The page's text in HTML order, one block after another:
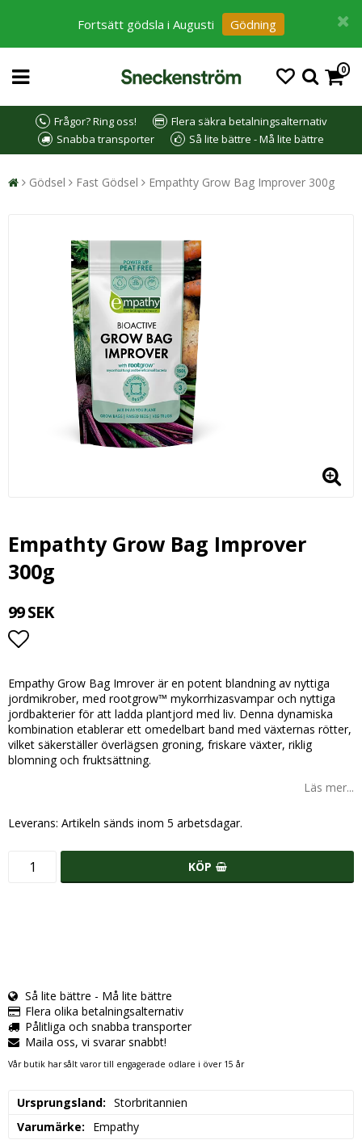
Fortsätt gödsla i Augusti Gödning
0
Frågor? Ring oss!
Flera säkra betalningsalternativ
Snabba transporter
Så lite bättre - Må lite bättre
Gödsel Fast Gödsel Empathty Grow Bag Improver 300g
Empathty Grow Bag Improver
300g
99 SEK
Empathy Grow Bag Imrover är en potent blandning av nyttiga
jordmikrober, med rootgrow™ mykorrhizasvampar och nyttiga
jordbakterier för att ladda plantjord med liv. Denna dynamiska
kombination etablerar ett omedelbart band med växternas rötter,
vilket säkerställer överlägsen groning, friskare växter, riklig
blomning och fruktsättning.
Läs mer...
Leverans: Artikeln sänds inom 5 arbetsdagar.
KÖP
Så lite bättre - Må lite bättre
Flera olika betalningsalternativ
Pålitliga och snabba transporter
Maila oss, vi svarar snabbt!
Vår butik har sålt varor till engagerade odlare i över 15 år
Ursprungsland
Storbritannien
Varumärke
Empathy